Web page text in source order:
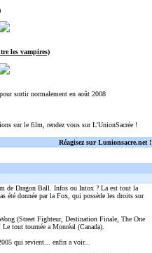
les vampires)
sortir normalement en août 2008
sur le film, rendez vous sur L'UnionSacrée !
Réagisez sur Lunionsacre.net !
de Dragon Ball. Infos ou Intox ? La est tout la
été donnée par la Fox, qui possède les droits sur
(Street Fighteur, Destination Finale, The One
tout tournée a Monréal (Canada).
qui revient... enfin a voir...